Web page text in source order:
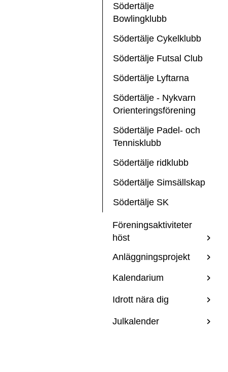
Södertälje
Bowlingklubb
Södertälje Cykelklubb
Södertälje Futsal Club
Södertälje Lyftarna
Södertälje - Nykvarn
Orienteringsförening
Södertälje Padel- och
Tennisklubb
Södertälje ridklubb
Södertälje Simsällskap
Södertälje SK
Föreningsaktiviteter
höst
Anläggningsprojekt
Kalendarium
Idrott nära dig
Julkalender